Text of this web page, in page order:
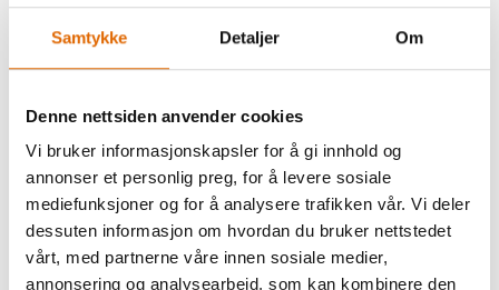
Samtykke Detaljer Om
Denne nettsiden anvender cookies
Vi bruker informasjonskapsler for å gi innhold og
annonser et personlig preg, for å levere sosiale
mediefunksjoner og for å analysere trafikken vår. Vi deler
dessuten informasjon om hvordan du bruker nettstedet
vårt, med partnerne våre innen sosiale medier,
annonsering og analysearbeid, som kan kombinere den
pakket
inn i elegant og kompakt
design.
De 30 ferdiginnstilte
sømmene takler
både tykke og tynne stoffer.